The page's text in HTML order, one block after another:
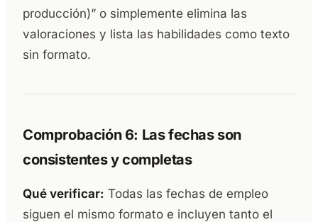
producción)” o simplemente elimina las
valoraciones y lista las habilidades como texto
sin formato.
Comprobación 6: Las fechas son
consistentes y completas
Qué verificar: Todas las fechas de empleo
siguen el mismo formato e incluyen tanto el